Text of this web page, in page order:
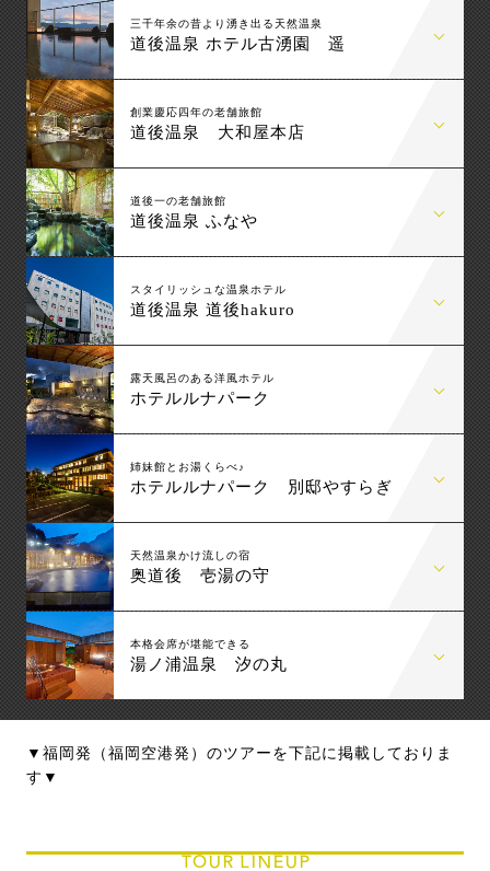
三千年余の昔より湧き出る天然温泉
道後温泉 ホテル古湧園 遥
創業慶応四年の老舗旅館
道後温泉 大和屋本店
道後一の老舗旅館
道後温泉 ふなや
スタイリッシュな温泉ホテル
道後温泉 道後hakuro
露天風呂のある洋風ホテル
ホテルルナパーク
姉妹館とお湯くらべ♪
ホテルルナパーク 別邸やすらぎ
天然温泉かけ流しの宿
奥道後 壱湯の守
本格会席が堪能できる
湯ノ浦温泉 汐の丸
▼福岡発（福岡空港発）のツアーを下記に掲載しておりま
す▼
TOUR LINEUP